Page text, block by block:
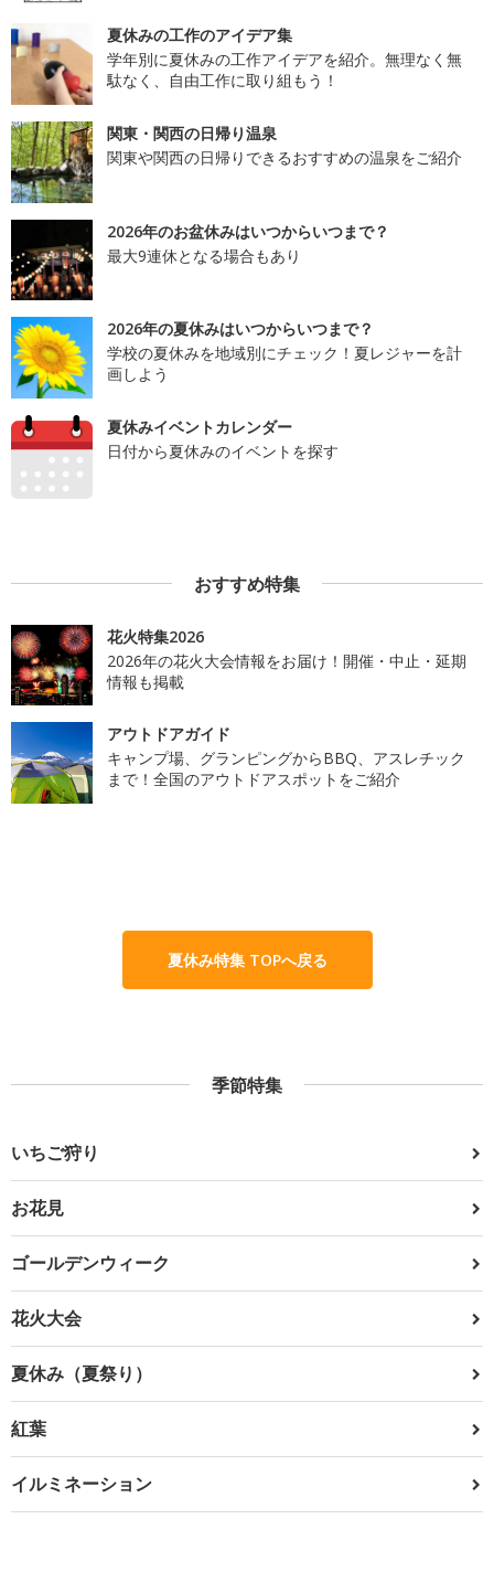
夏休みの工作のアイデア集
学年別に夏休みの工作アイデアを紹介。無理なく無
駄なく、自由工作に取り組もう！
関東・関西の日帰り温泉
関東や関西の日帰りできるおすすめの温泉をご紹介
2026年のお盆休みはいつからいつまで？
最大9連休となる場合もあり
2026年の夏休みはいつからいつまで？
学校の夏休みを地域別にチェック！夏レジャーを計
画しよう
夏休みイベントカレンダー
日付から夏休みのイベントを探す
おすすめ特集
花火特集2026
2026年の花火大会情報をお届け！開催・中止・延期
情報も掲載
アウトドアガイド
キャンプ場、グランピングからBBQ、アスレチック
まで！全国のアウトドアスポットをご紹介
夏休み特集 TOPへ戻る
季節特集
いちご狩り
お花見
ゴールデンウィーク
花火大会
夏休み（夏祭り）
紅葉
イルミネーション